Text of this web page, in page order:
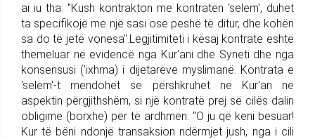
ai iu tha: "Kush kontrakton me kontratën 'selem', duhet
ta specifikojë me një sasi ose peshë të ditur, dhe kohën
sa do të jetë vonesa".Legjitimiteti i kësaj kontrate është
themeluar në evidencë nga Kur'ani dhe Syneti dhe nga
konsensusi ('ixhma) i dijetarëve myslimanë. Kontrata e
'selem'-t mendohet se përshkruhet në Kur'an në
aspektin përgjithshëm, si një kontratë prej së cilës dalin
obligime (borxhe) për të ardhmen: "O ju që keni besuar!
Kur të bëni ndonjë transaksion ndërmjet jush, nga i cili